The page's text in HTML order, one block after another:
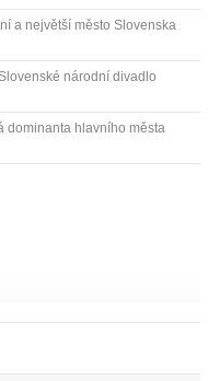
a největší město Slovenska
národní divadlo
dominanta hlavního města